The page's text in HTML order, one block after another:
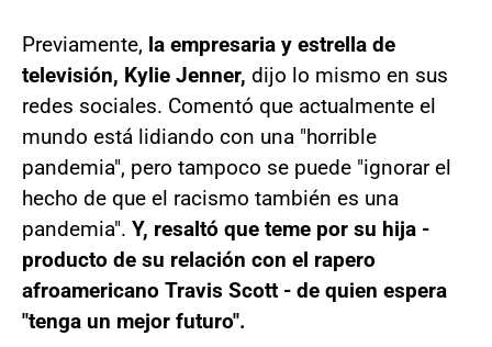
Previamente, la empresaria y estrella de
televisión, Kylie Jenner, dijo lo mismo en sus
redes sociales. Comentó que actualmente el
mundo está lidiando con una "horrible
pandemia", pero tampoco se puede "ignorar el
hecho de que el racismo también es una
pandemia". Y, resaltó que teme por su hija -
producto de su relación con el rapero
afroamericano Travis Scott - de quien espera
"tenga un mejor futuro".